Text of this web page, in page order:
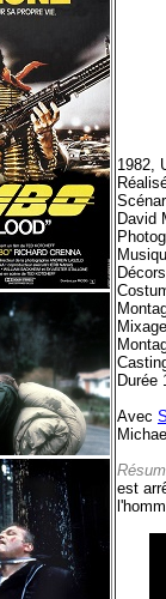
1982,
David
Durée
Avec
est